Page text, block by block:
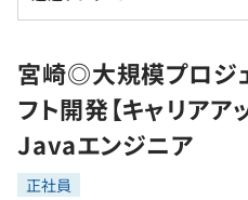
転職成功ガイド
転職エージェント
インタビュー
転職成功ガイド
新卒就活
求人検索
本選考
インターン
学習
問題集
プログラミング言語
ゲーム・マンガ
宮崎◎大規模プロジ
フト開発【キャリアア
Javaエンジニア
正社員